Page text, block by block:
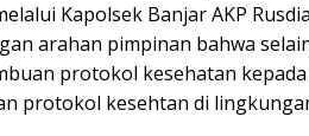
Kapolsek Banjar AKP
arahan pimpinan bahwa
protokol kesehatan
protokol kesehtan di